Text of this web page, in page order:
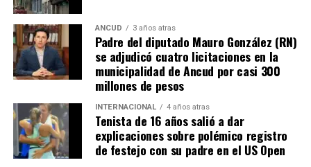
La esperanza que simbolizó una vez ha perdido su color
y no son pocos los que pretenden, incluso al amparo de
las sombras, cortarla de raíz de una vez por todas.
ANCUD 3 años atras
Padre del diputado Mauro González (RN)
se adjudicó cuatro licitaciones en la
municipalidad de Ancud por casi 300
millones de pesos
INTERNACIONAL 4 años atras
Tenista de 16 años salió a dar
explicaciones sobre polémico registro
de festejo con su padre en el US Open